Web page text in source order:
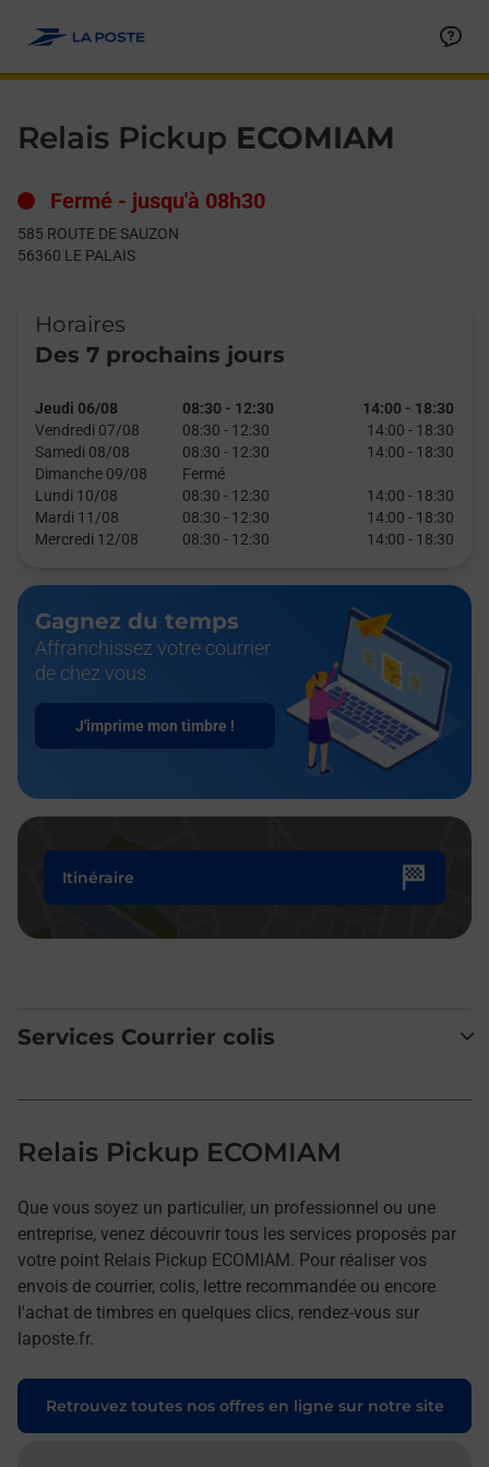
Relais Pickup ECOMIAM
Fermé - jusqu'à 08h30
585 ROUTE DE SAUZON
56360 LE PALAIS
Horaires
Des 7 prochains jours
Jeudi 06/08 08:30 - 12:30 14:00 - 18:30
Vendredi 07/08
08:30 - 12:30 14:00 - 18:30
Samedi 08/08
08:30 - 12:30 14:00 - 18:30
Dimanche 09/08
Fermé
Lundi 10/08
08:30 - 12:30 14:00 - 18:30
Mardi 11/08
08:30 - 12:30 14:00 - 18:30
Mercredi 12/08
08:30 - 12:30 14:00 - 18:30
Gagnez du temps
Affranchissez votre courrier
de chez vous
J'imprime mon timbre !
Itinéraire
Services Courrier colis
Relais Pickup ECOMIAM
Que vous soyez un particulier, un professionnel ou une
entreprise, venez découvrir tous les services proposés par
votre point Relais Pickup ECOMIAM. Pour réaliser vos
envois de courrier, colis, lettre recommandée ou encore
l'achat de timbres en quelques clics, rendez-vous sur
laposte.fr.
Retrouvez toutes nos offres en ligne sur notre site